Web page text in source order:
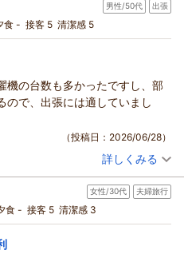
男性/50代 出張
食 - 接客 5 清潔感 5
機の台数も多かったですし、部
ので、出張には適していまし
（投稿日：2026/06/28）
スや観光の拠点に♪軽食＆ホットドリ
食事なし
あたり/税込)
詳しくみる
女性/30代 夫婦旅行
食 - 接客 5 清潔感 3